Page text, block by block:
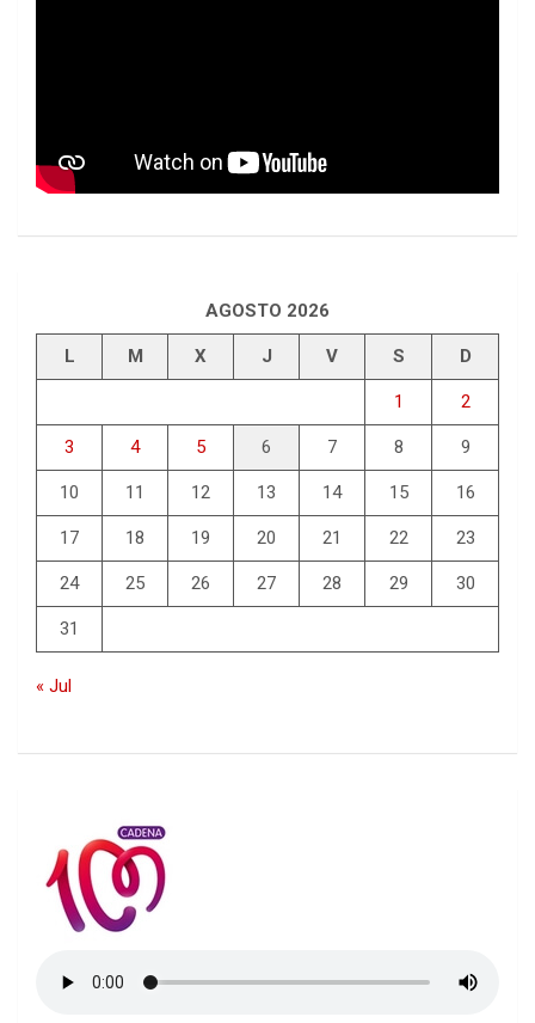
AGOSTO 2026
L M X J V S D
1 2
3 4 5 6 7 8 9
10 11 12 13 14 15 16
17 18 19 20 21 22 23
24 25 26 27 28 29 30
31
« Jul